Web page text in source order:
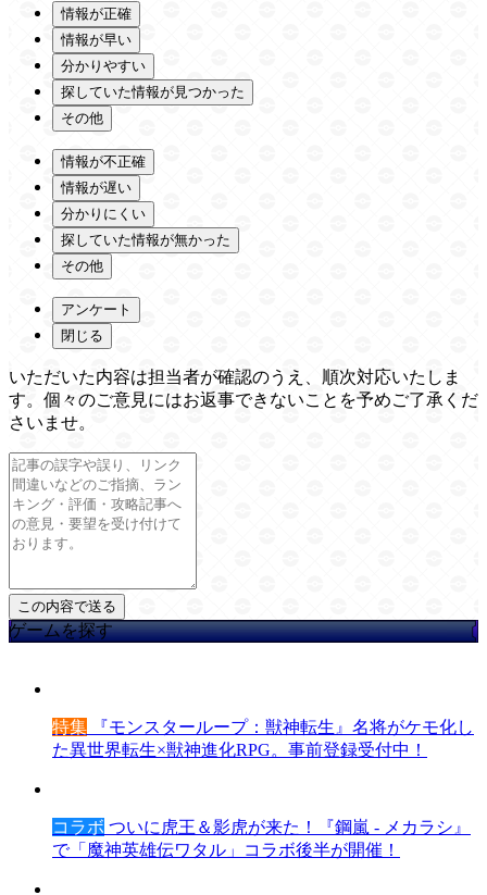
情報が正確
情報が早い
分かりやすい
探していた情報が見つかった
その他
情報が不正確
情報が遅い
分かりにくい
探していた情報が無かった
その他
アンケート
閉じる
いただいた内容は担当者が確認のうえ、順次対応いたしま
す。個々のご意見にはお返事できないことを予めご了承くだ
さいませ。
ゲームを探す
特集 『モンスターループ：獣神転生』名将がケモ化し
た異世界転生×獣神進化RPG。事前登録受付中！
コラボ ついに虎王＆影虎が来た！『鋼嵐 - メカラシ』
で「魔神英雄伝ワタル」コラボ後半が開催！